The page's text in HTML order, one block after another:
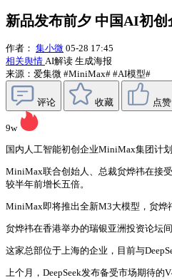
新品发布前夕 中国AI初
作者： 集小微 05-28 17:45
相关舆情 AI解读 生成海报
来源：爱集微 #MiniMax# #AI模型#
评论 收藏 点赞
9w
国内人工智能初创企业MiniMax集团计
MiniMax联合创始人、总裁贠烨祎在接
较半年前增长五倍。
MiniMax即将推出全新M3大模型，贠烨
贠烨祎在香港举办的瑞银亚洲投资论坛
这家总部位于上海的企业，目前与
上个月，DeepSeek发布备受市场期待的